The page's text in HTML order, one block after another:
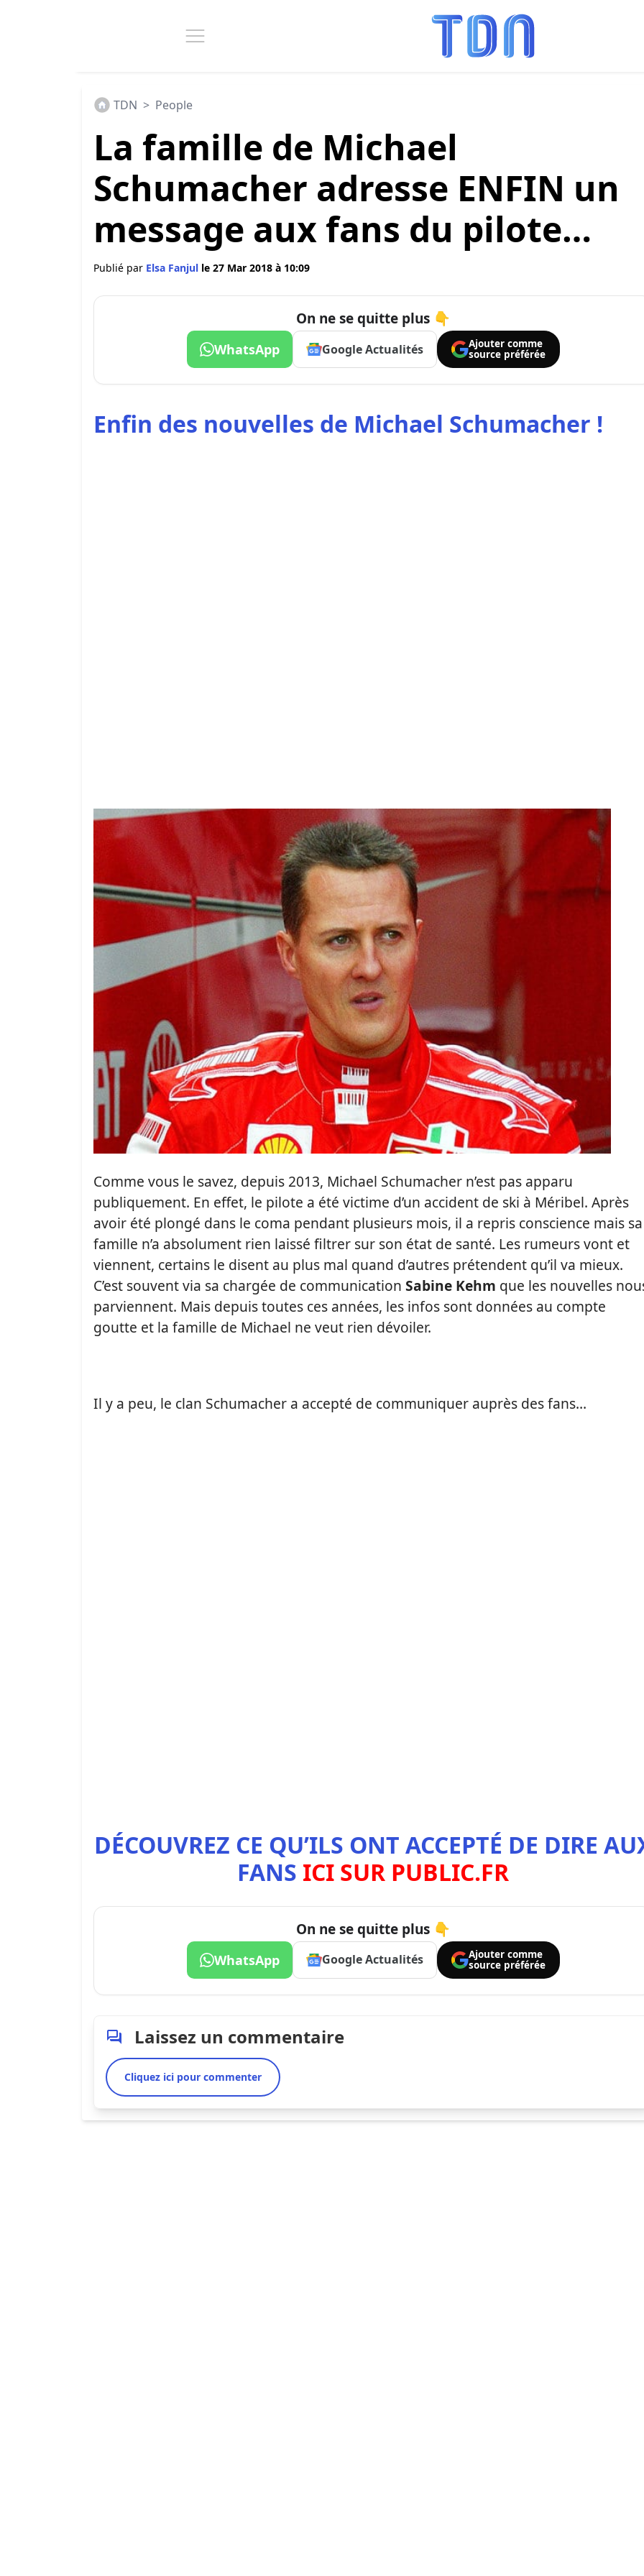
TDN > People
La famille de Michael
Schumacher adresse ENFIN un
message aux fans du pilote…
Publié par Elsa Fanjul le 27 Mar 2018 à 10:09
On ne se quitte plus 👇
WhatsApp Google Actualités
Ajouter comme
source préférée
Enfin des nouvelles de Michael Schumacher !
Comme vous le savez, depuis 2013, Michael Schumacher n’est pas apparu
publiquement. En effet, le pilote a été victime d’un accident de ski à Méribel. Après
avoir été plongé dans le coma pendant plusieurs mois, il a repris conscience mais sa
famille n’a absolument rien laissé filtrer sur son état de santé. Les rumeurs vont et
viennent, certains le disent au plus mal quand d’autres prétendent qu’il va mieux.
C’est souvent via sa chargée de communication Sabine Kehm que les nouvelles
parviennent. Mais depuis toutes ces années, les infos sont données au compte
goutte et la famille de Michael ne veut rien dévoiler.
Il y a peu, le clan Schumacher a accepté de communiquer auprès des fans…
DÉCOUVREZ CE QU’ILS ONT ACCEPTÉ DE DIRE
FANS ICI SUR PUBLIC.FR
On ne se quitte plus 👇
WhatsApp Google Actualités
Ajouter comme
source préférée
Laissez un commentaire
Cliquez ici pour commenter